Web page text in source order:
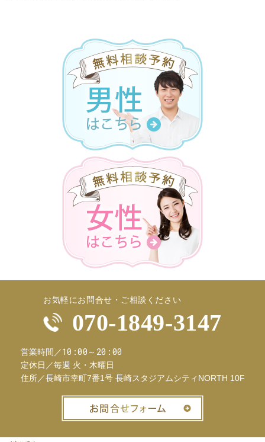
お気軽にお問合せ・ご相談ください
070-1849-3147
営業時間／10:00～20:00
定休日／毎週 火・木曜日
住所／長崎市幸町7番1号 長崎スタジアムシティNORTH 10F